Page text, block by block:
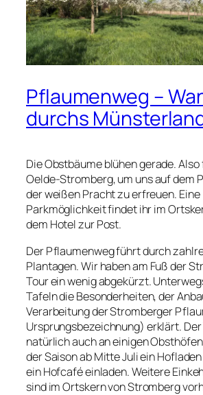
Pflaumenweg –
durchs
Die Obstbäume blühen gerade.
Oelde-Stromberg, um uns auf dem
der weißen Pracht zu erfreuen. Eine
Parkmöglichkeit findet ihr im
dem Hotel zur Post.
Der Pflaumenweg führt durch
Plantagen. Wir haben am Fuß der
Tour ein wenig abgekürzt.
Tafeln die Besonderheiten, der
Verarbeitung der Stromberger
Ursprungsbezeichnung) erklärt.
natürlich auch an einigen
der Saison ab Mitte Juli ein
ein Hofcafé einladen. Weitere
sind im Ortskern von Stromberg